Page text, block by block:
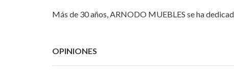
Más de 30 años, ARNODO MUEBLES se ha
OPINIONES